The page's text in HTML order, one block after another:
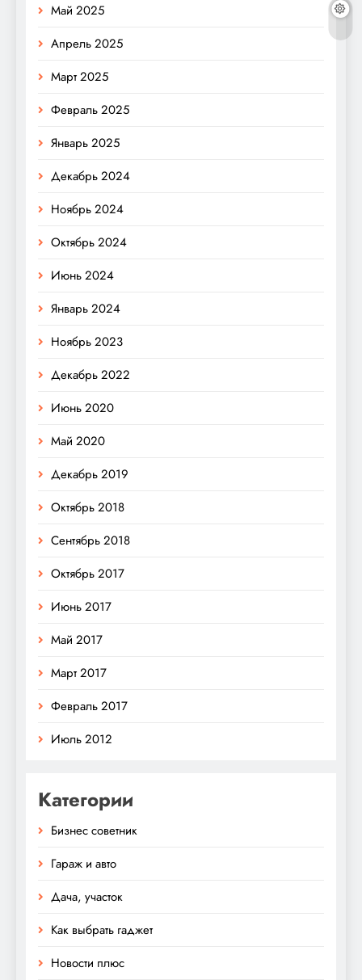
Май 2025
Апрель 2025
Март 2025
Февраль 2025
Январь 2025
Декабрь 2024
Ноябрь 2024
Октябрь 2024
Июнь 2024
Январь 2024
Ноябрь 2023
Декабрь 2022
Июнь 2020
Май 2020
Декабрь 2019
Октябрь 2018
Сентябрь 2018
Октябрь 2017
Июнь 2017
Май 2017
Март 2017
Февраль 2017
Июль 2012
Категории
Бизнес советник
Гараж и авто
Дача, участок
Как выбрать гаджет
Новости плюс